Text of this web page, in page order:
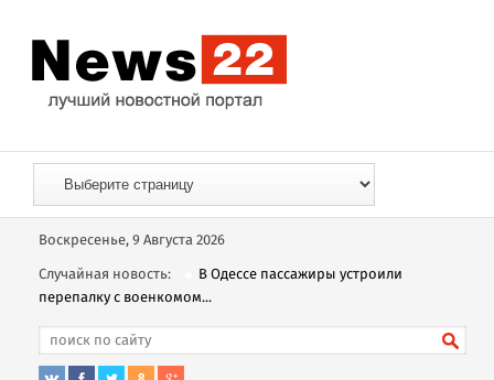
Воскресенье, 9 Августа 2026
Случайная новость:
В Одессе пассажиры устроили
перепалку с военкомом...